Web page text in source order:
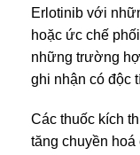
Erlotinib với
hoặc ức chế
những trường
ghi nhận có độc
Các thuốc kích
tăng chuyền